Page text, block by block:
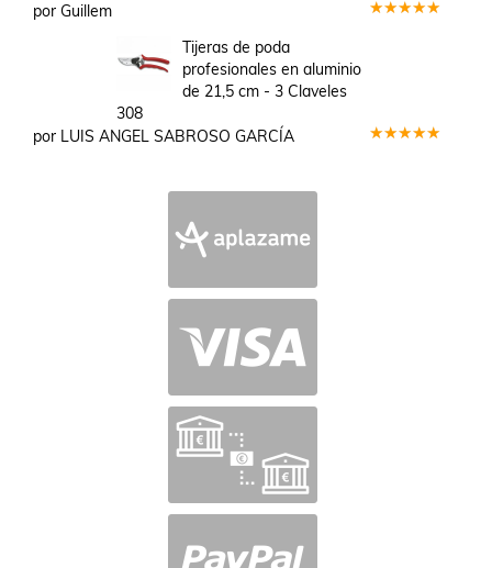
por Guillem
Tijeras de poda
profesionales en aluminio
de 21,5 cm - 3 Claveles
308
por LUIS ANGEL SABROSO GARCÍA